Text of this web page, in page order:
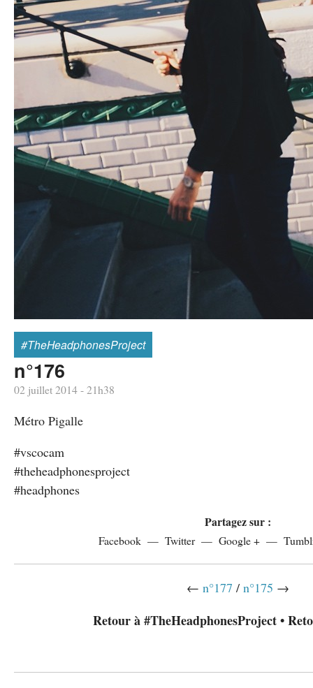
#TheHeadphonesProject
n°176
02 juillet 2014 - 21h38
Métro Pigalle
#vscocam
#theheadphonesproject
#headphones
Partagez sur :
Facebook Twitter Google +
← n°177 / n°175 →
Retour à #TheHeadphonesProject•